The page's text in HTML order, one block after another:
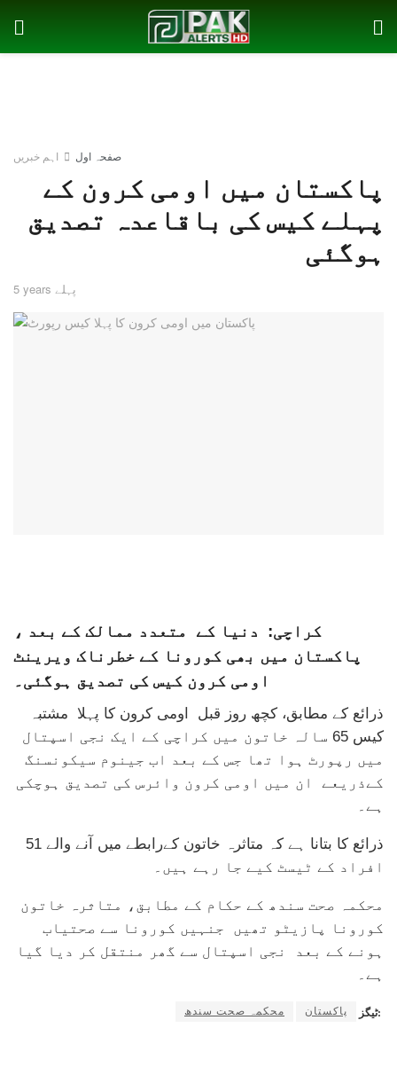
صفحہ اول اہم خبریں
پاکستان میں اومی کرون کے
پہلے کیس کی باقاعدہ تصدیق
ہوگئی
5 years پہلے
کراچی: دنیا کے متعدد ممالک کے بعد ،
پاکستان میں بھی کورونا کے خطرناک ویرینٹ
اومی کرون کیس کی تصدیق ہوگئی۔
ذرائع کے مطابق، کچھ روز قبل اومی کرون کا پہلا مشتبہ
کیس 65 سالہ خاتون میں کراچی کے ایک نجی اسپتال
میں رپورٹ ہوا تھا جس کے بعد اب جینوم سیکونسنگ
کےذریعے ان میں اومی کرون وائرس کی تصدیق ہوچکی
ہے۔
ذرائع کا بتانا ہے کہ متاثرہ خاتون کےرابطے میں آنے والے 51
افراد کے ٹیسٹ کیے جا رہے ہیں۔
محکمہ صحت سندھ کے حکام کے مطابق، متاثرہ خاتون
کورونا پازیٹو تھیں جنہیں کورونا سے صحتیاب
ہونے کے بعد نجی اسپتال سے گھر منتقل کر دیا گیا
ہے۔
ٹیگز: پاکستان محکمہ صحت سندھ